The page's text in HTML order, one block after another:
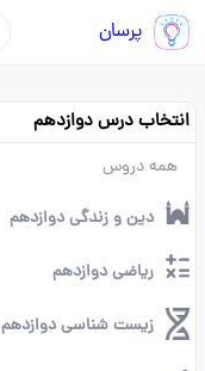
پرسان
انتخاب درس دوازدهم
همه دروس
دین و زندگی دوازدهم
ریاضی دوازدهم
زیست شناسی دوازدهم